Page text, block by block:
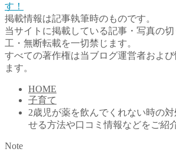
す！
掲載情報は記事執筆時のものです。
当サイトに掲載している記事・写真の
工・無断転載を一切禁じます。
すべての著作権は当ブログ運営者およ
ます。
HOME
子育て
2歳児が薬を飲んでくれない時の
せる方法や口コミ情報などをご紹
Note